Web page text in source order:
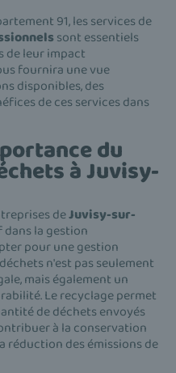
91, les services de
sont essentiels
de leur impact
fournira une vue
disponibles, des
de ces services dans
du
à Juvisy-
deJuvisy-sur-
la gestion
pour une gestion
n'est pas seulement
mais également un
Le recyclage permet
de déchets envoyés
à la conservation
réduction des émissions de